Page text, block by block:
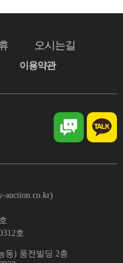
오시는길
이용약관
auction.co.kr)
호
동) 풍전빌딩 2층